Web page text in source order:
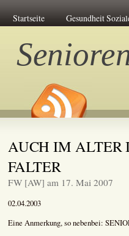
Startseite Gesundheit
AUCH IM ALTER
FALTER
FW [AW] am 17. Mai 2007
02.04.2003
Eine Anmerkung, so nebenbei: